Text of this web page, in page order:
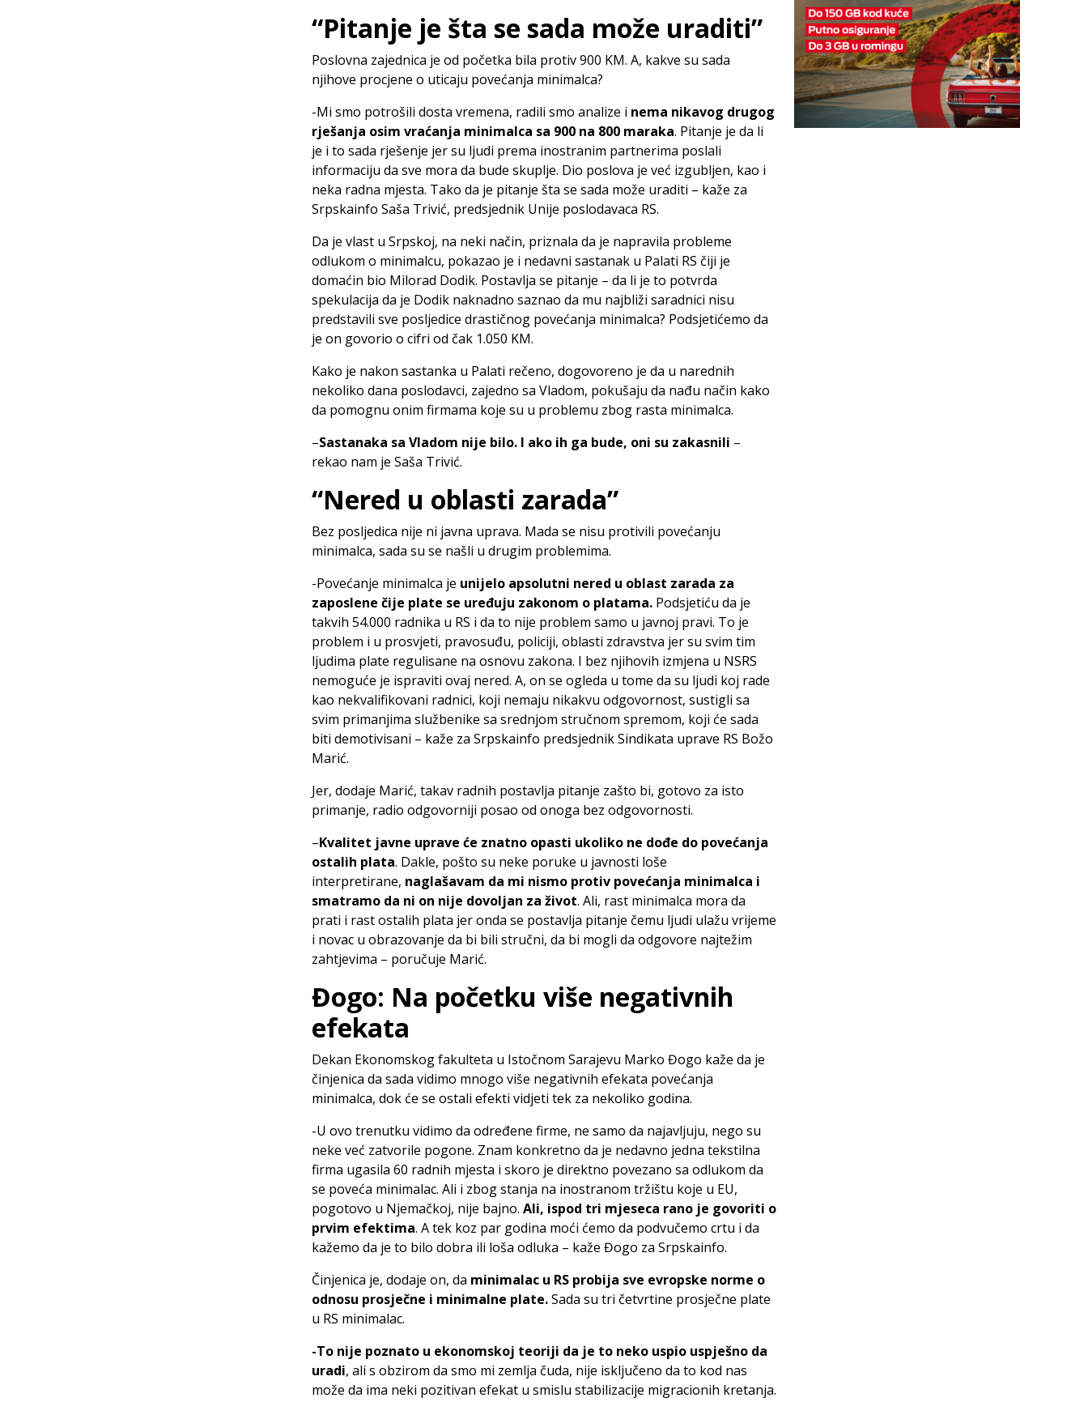
“Pitanje je šta se sada može uraditi”
Poslovna zajednica je od početka bila protiv 900 KM. A, kakve su sada
njihove procjene o uticaju povećanja minimalca?
-Mi smo potrošili dosta vremena, radili smo analize i nema nikavog drugog
rješanja osim vraćanja minimalca sa 900 na 800 maraka. Pitanje je da li
je i to sada rješenje jer su ljudi prema inostranim partnerima poslali
informaciju da sve mora da bude skuplje. Dio poslova je već izgubljen, kao i
neka radna mjesta. Tako da je pitanje šta se sada može uraditi – kaže za
Srpskainfo Saša Trivić, predsjednik Unije poslodavaca RS.
Da je vlast u Srpskoj, na neki način, priznala da je napravila probleme
odlukom o minimalcu, pokazao je i nedavni sastanak u Palati RS čiji je
domaćin bio Milorad Dodik. Postavlja se pitanje – da li je to potvrda
spekulacija da je Dodik naknadno saznao da mu najbliži saradnici nisu
predstavili sve posljedice drastičnog povećanja minimalca? Podsjetićemo da
je on govorio o cifri od čak 1.050 KM.
Kako je nakon sastanka u Palati rečeno, dogovoreno je da u narednih
nekoliko dana poslodavci, zajedno sa Vladom, pokušaju da nađu način kako
da pomognu onim firmama koje su u problemu zbog rasta minimalca.
–Sastanaka sa Vladom nije bilo. I ako ih ga bude, oni su zakasnili –
rekao nam je Saša Trivić.
“Nered u oblasti zarada”
Bez posljedica nije ni javna uprava. Mada se nisu protivili povećanju
minimalca, sada su se našli u drugim problemima.
-Povećanje minimalca je unijelo apsolutni nered u oblast zarada za
zaposlene čije plate se uređuju zakonom o platama. Podsjetiću da je
takvih 54.000 radnika u RS i da to nije problem samo u javnoj pravi. To je
problem i u prosvjeti, pravosuđu, policiji, oblasti zdravstva jer su svim tim
ljudima plate regulisane na osnovu zakona. I bez njihovih izmjena u NSRS
nemoguće je ispraviti ovaj nered. A, on se ogleda u tome da su ljudi koj rade
kao nekvalifikovani radnici, koji nemaju nikakvu odgovornost, sustigli sa
svim primanjima službenike sa srednjom stručnom spremom, koji će sada
biti demotivisani – kaže za Srpskainfo predsjednik Sindikata uprave RS Božo
Marić.
Jer, dodaje Marić, takav radnih postavlja pitanje zašto bi, gotovo za isto
primanje, radio odgovorniji posao od onoga bez odgovornosti.
–Kvalitet javne uprave će znatno opasti ukoliko ne dođe do povećanja
ostalih plata. Dakle, pošto su neke poruke u javnosti loše
interpretirane, naglašavam da mi nismo protiv povećanja minimalca i
smatramo da ni on nije dovoljan za život. Ali, rast minimalca mora da
prati i rast ostalih plata jer onda se postavlja pitanje čemu ljudi ulažu vrijeme
i novac u obrazovanje da bi bili stručni, da bi mogli da odgovore najtežim
zahtjevima – poručuje Marić.
Đogo: Na početku više negativnih
efekata
Dekan Ekonomskog fakulteta u Istočnom Sarajevu Marko Đogo kaže da je
činjenica da sada vidimo mnogo više negativnih efekata povećanja
minimalca, dok će se ostali efekti vidjeti tek za nekoliko godina.
-U ovo trenutku vidimo da određene firme, ne samo da najavljuju, nego su
neke već zatvorile pogone. Znam konkretno da je nedavno jedna tekstilna
firma ugasila 60 radnih mjesta i skoro je direktno povezano sa odlukom da
se poveća minimalac. Ali i zbog stanja na inostranom tržištu koje u EU,
pogotovo u Njemačkoj, nije bajno. Ali, ispod tri mjeseca rano je govoriti o
prvim efektima. A tek koz par godina moći ćemo da podvučemo crtu i da
kažemo da je to bilo dobra ili loša odluka – kaže Đogo za Srpskainfo.
Činjenica je, dodaje on, da minimalac u RS probija sve evropske norme o
odnosu prosječne i minimalne plate.Sada su tri četvrtine prosječne plate
u RS minimalac.
-To nije poznato u ekonomskoj teoriji da je to neko uspio uspješno da
uradi, ali s obzirom da smo mi zemlja čuda, nije isključeno da to kod nas
može da ima neki pozitivan efekat u smislu stabilizacije migracionih kretanja.